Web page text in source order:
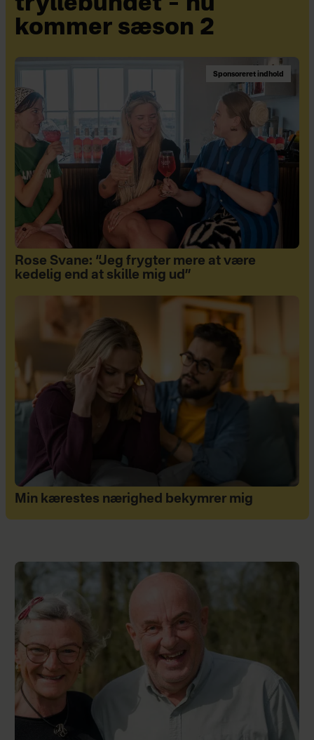
kommer sæson 2
Sponsoreret indhold
Rose Svane: “Jeg frygter mere at være
kedelig end at skille mig ud”
Min kærestes nærighed bekymrer mig